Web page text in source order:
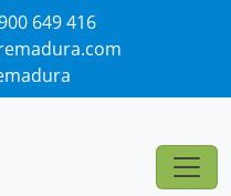
649 416